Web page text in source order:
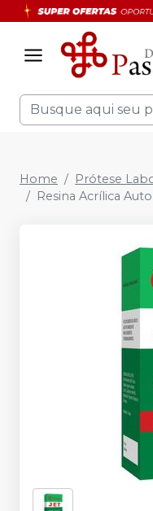
Home Prótese
Resina Acrílica